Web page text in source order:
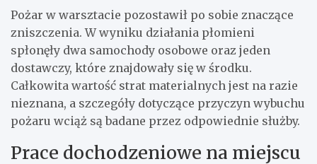
Pożar w warsztacie pozostawił po sobie znaczące
zniszczenia. W wyniku działania płomieni
spłonęły dwa samochody osobowe oraz jeden
dostawczy, które znajdowały się w środku.
Całkowita wartość strat materialnych jest na razie
nieznana, a szczegóły dotyczące przyczyn wybuchu
pożaru wciąż są badane przez odpowiednie służby.
Prace dochodzeniowe na miejscu